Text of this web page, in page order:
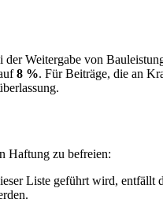
Weitergabe von
8 %. Für Beiträge, die an
Haftung zu befreien:
Liste geführt wird,